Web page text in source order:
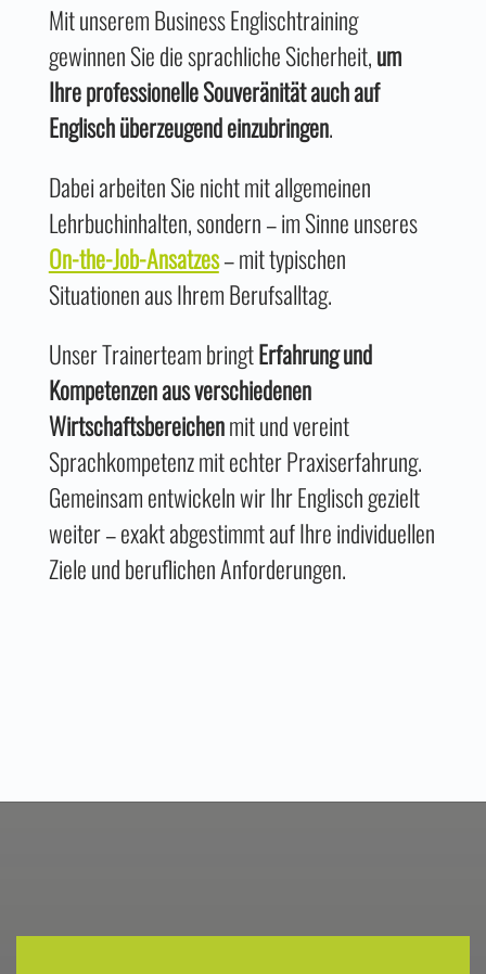
Mit unserem Business Englischtraining
gewinnen Sie die sprachliche Sicherheit,um
Ihre professionelle Souveränität auch auf
Englisch überzeugend einzubringen.
Dabei arbeiten Sie nicht mit allgemeinen
Lehrbuchinhalten, sondern – im Sinne unseres
On-the-Job-Ansatzes– mit typischen
Situationen aus Ihrem Berufsalltag.
Unser Trainerteam bringtErfahrung und
Kompetenzen aus verschiedenen
Wirtschaftsbereichenmit und vereint
Sprachkompetenz mit echter Praxiserfahrung.
Gemeinsam entwickeln wir Ihr Englisch gezielt
weiter – exakt abgestimmt auf Ihre individuellen
Ziele und beruflichen Anforderungen.